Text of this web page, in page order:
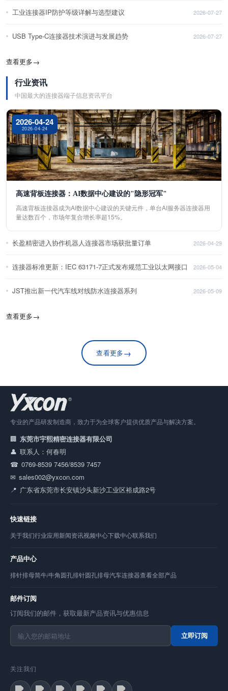
工业连接器IP防护等级详解与选型建议 2026-07-27
USB Type-C连接器技术演进与发展趋势 2026-07-27
查看更多→
行业资讯
中国最大的连接器端子信息资讯平台
2026-04-24
2026-04-24
高速背板连接器：AI数据中心建设的"隐形冠军"
高速背板连接器成为AI数据中心建设的关键元件，单台AI服务器连接器用
量达数百个，市场年复合增长率超15%。
长盈精密进入协作机器人连接器市场获批量订单 2026-04-29
连接器标准更新：IEC 63171-7正式发布规范工业以太网接口 2026-05-04
JST推出新一代汽车线对线防水连接器系列 2026-05-09
查看更多→
查看更多→
专业的产品研发制造商，致力于为全球客户提供优质产品与解决方案。
东莞市宇熙精密连接器有限公司
联系人：何春明
0769-8539 7456/8539 7457
sales002@yxcon.com
广东省东莞市长安镇沙头新沙工业区裕成路2号
快速链接
关于我们行业应用新闻资讯视频中心下载中心联系我们
产品中心
排针排母简牛/牛角圆孔排针圆孔排母汽车连接器查看全部产品
邮件订阅
订阅我们的邮件，获取最新产品资讯与优惠信息
立即订阅
关注我们